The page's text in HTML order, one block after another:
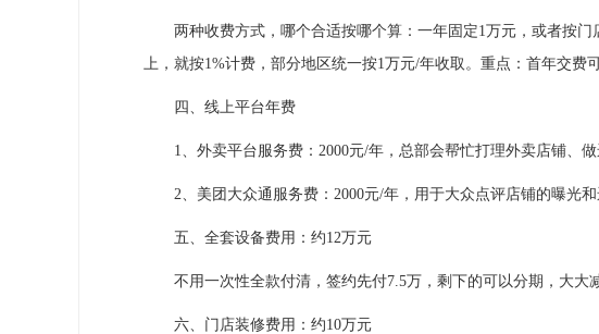
两种收费方式，哪个合适按哪个算：一年固定1万元，或者按门
上，就按1%计费，部分地区统一按1万元/年收取。重点：首年交费
四、线上平台年费
1、外卖平台服务费：2000元/年，总部会帮忙打理外卖店铺、做
2、美团大众通服务费：2000元/年，用于大众点评店铺的曝光和
五、全套设备费用：约12万元
不用一次性全款付清，签约先付7.5万，剩下的可以分期，大大减
六、门店装修费用：约10万元